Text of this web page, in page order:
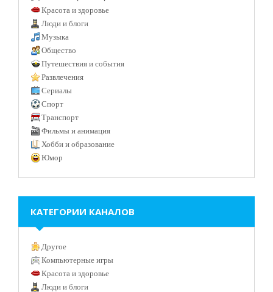
Красота и здоровье
Люди и блоги
Музыка
Общество
Путешествия и события
Развлечения
Сериалы
Спорт
Транспорт
Фильмы и анимация
Хобби и образование
Юмор
КАТЕГОРИИ КАНАЛОВ
Другое
Компьютерные игры
Красота и здоровье
Люди и блоги